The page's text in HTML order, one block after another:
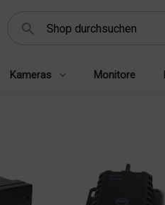
Kameras Monitore